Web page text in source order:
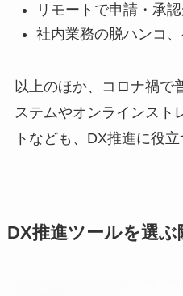
リモートで申請・承
社内業務の脱ハンコ
以上のほか、コロナ禍で
ステムやオンラインスト
トなども、DX推進に役立
DX推進ツールを選ぶ